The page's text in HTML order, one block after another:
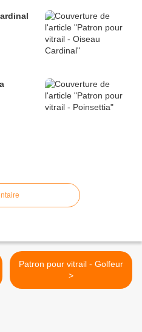
Patron pour vitrail - Golfeur
>